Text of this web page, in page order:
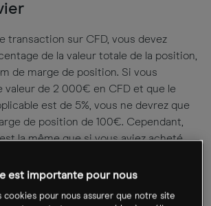
transaction sur CFD, vous devez
de la valeur totale de la position,
de marge de position. Si vous
valeur de 2 000€ en CFD et que le
est de 5%, vous ne devrez que
de position de 100€. Cependant,
la même que si vous aviez acheté
veut dire que tout mouvement de
est importante pour nous
cookies pour nous assurer que notre site